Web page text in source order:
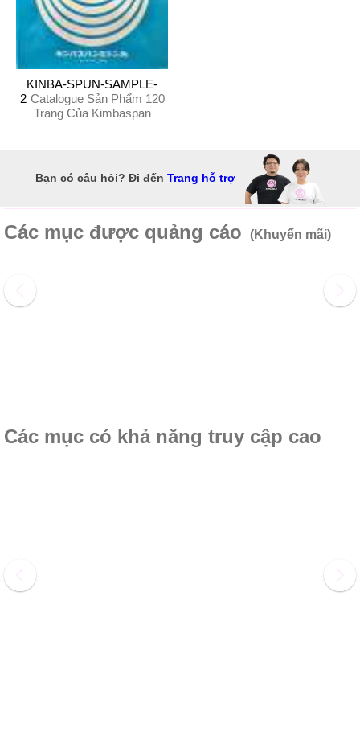
KINBA-SPUN-SAMPLE-
2 Catalogue Sản Phẩm 120
Trang Của Kimbaspan
Bạn có câu hỏi? Đi đến Trang hỗ trợ
Các mục được quảng cáo (Khuyến mãi)
Các mục có khả năng truy cập cao